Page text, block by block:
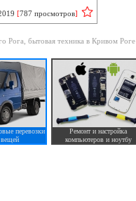
[787 просмотров]
Рога бытовая техника в Кривом Роге
перевозки
Ремонт и настройка
компьютеров и ноутбу